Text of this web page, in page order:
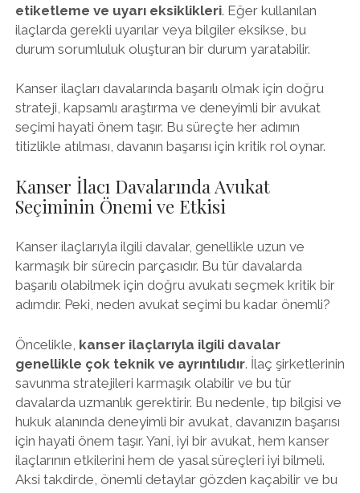
etiketleme ve uyarı eksiklikleri. Eğer kullanılan
ilaçlarda gerekli uyarılar veya bilgiler eksikse, bu
durum sorumluluk oluşturan bir durum yaratabilir.
Kanser ilaçları davalarında başarılı olmak için doğru
strateji, kapsamlı araştırma ve deneyimli bir avukat
seçimi hayati önem taşır. Bu süreçte her adımın
titizlikle atılması, davanın başarısı için kritik rol oynar.
Kanser İlacı Davalarında Avukat
Seçiminin Önemi ve Etkisi
Kanser ilaçlarıyla ilgili davalar, genellikle uzun ve
karmaşık bir sürecin parçasıdır. Bu tür davalarda
başarılı olabilmek için doğru avukatı seçmek kritik bir
adımdır. Peki, neden avukat seçimi bu kadar önemli?
Öncelikle, kanser ilaçlarıyla ilgili davalar
genellikle çok teknik ve ayrıntılıdır. İlaç şirketlerinin
savunma stratejileri karmaşık olabilir ve bu tür
davalarda uzmanlık gerektirir. Bu nedenle, tıp bilgisi ve
hukuk alanında deneyimli bir avukat, davanızın başarısı
için hayati önem taşır. Yani, iyi bir avukat, hem kanser
ilaçlarının etkilerini hem de yasal süreçleri iyi bilmeli.
Aksi takdirde, önemli detaylar gözden kaçabilir ve bu